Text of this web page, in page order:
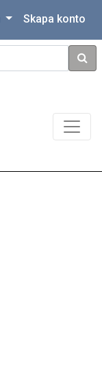
Skapa konto
Sök